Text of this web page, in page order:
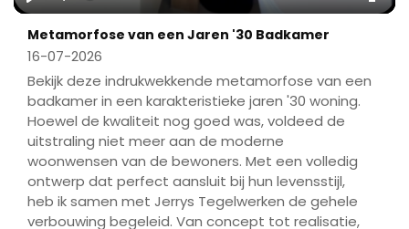
Play Mute
Metamorfose van een Jaren '30 Badkamer
16-07-2026
Bekijk deze indrukwekkende metamorfose van een
badkamer in een karakteristieke jaren '30 woning.
Hoewel de kwaliteit nog goed was, voldeed de
uitstraling niet meer aan de moderne
woonwensen van de bewoners. Met een volledig
ontwerp dat perfect aansluit bij hun levensstijl,
heb ik samen met Jerrys Tegelwerken de gehele
verbouwing begeleid. Van concept tot realisatie,